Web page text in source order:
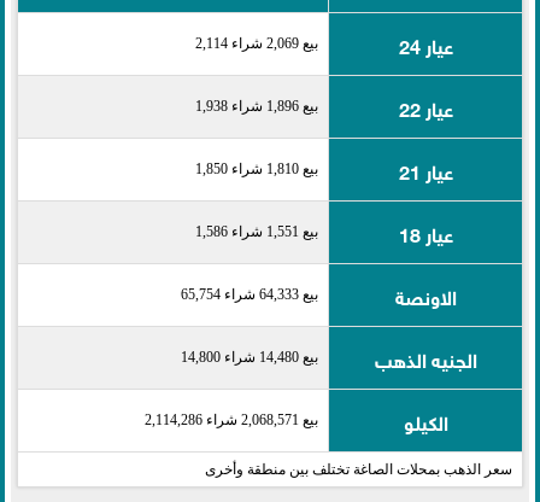
عيار 24
بيع 2,069 شراء 2,114
عيار 22 بيع 1,896 شراء 1,938
عيار 21 بيع 1,810 شراء 1,850
عيار 18 بيع 1,551 شراء 1,586
الاونصة بيع 64,333 شراء 65,754
الجنيه الذهب بيع 14,480 شراء 14,800
الكيلو بيع 2,068,571 شراء 2,114,286
سعر الذهب بمحلات الصاغة تختلف بين منطقة وأخرى